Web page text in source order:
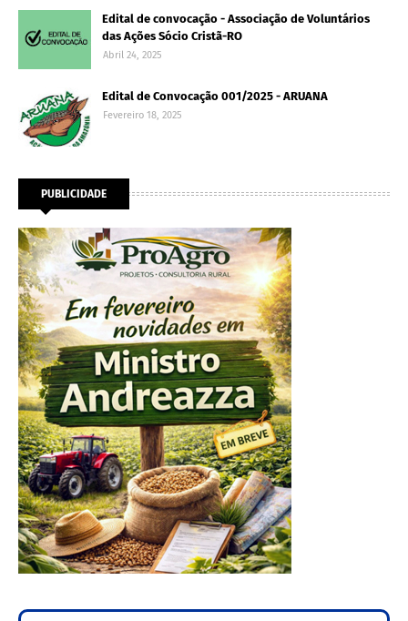
Edital de convocação - Associação de Voluntários
das Ações Sócio Cristã-RO
Abril 24, 2025
Edital de Convocação 001/2025 - ARUANA
Fevereiro 18, 2025
PUBLICIDADE